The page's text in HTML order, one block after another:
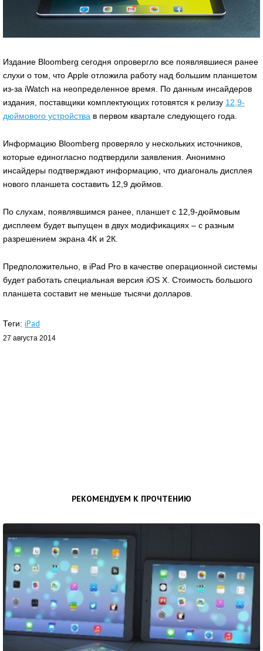
Издание Bloomberg сегодня опровергло все появлявшиеся ранее
слухи о том, что Apple отложила работу над большим планшетом
из-за iWatch на неопределенное время. По данным инсайдеров
издания, поставщики комплектующих готовятся к релизу 12,9-
дюймового устройства в первом квартале следующего года.
Информацию Bloomberg проверяло у нескольких источников,
которые единогласно подтвердили заявления. Анонимно
инсайдеры подтверждают информацию, что диагональ дисплея
нового планшета составить 12,9 дюймов.
По слухам, появлявшимся ранее, планшет с 12,9-дюймовым
дисплеем будет выпущен в двух модификациях – с разным
разрешением экрана 4К и 2К.
Предположительно, в iPad Pro в качестве операционной системы
будет работать специальная версия iOS X. Стоимость большого
планшета составит не меньше тысячи долларов.
Теги: iPad
27 августа 2014
РЕКОМЕНДУЕМ К ПРОЧТЕНИЮ